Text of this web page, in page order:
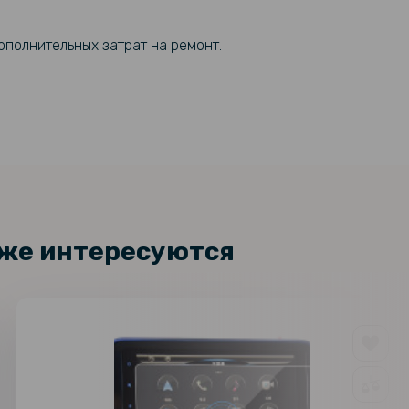
затрат на ремонт.
интересуются